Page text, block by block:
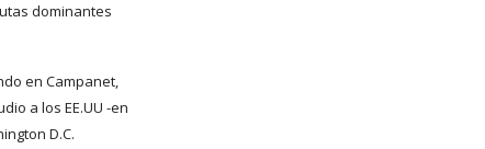
dominantes
en Campanet,
a los EE.UU -en
D.C.